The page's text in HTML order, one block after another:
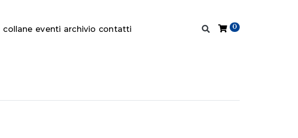
collane eventi archivio contatti 0